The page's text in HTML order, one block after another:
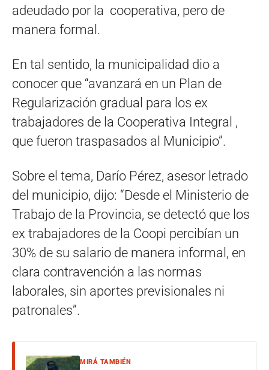
adeudado por la cooperativa, pero de
manera formal.
En tal sentido, la municipalidad dio a
conocer que “avanzará en un Plan de
Regularización gradual para los ex
trabajadores de la Cooperativa Integral ,
que fueron traspasados al Municipio”.
Sobre el tema, Darío Pérez, asesor letrado
del municipio, dijo: “Desde el Ministerio de
Trabajo de la Provincia, se detectó que los
ex trabajadores de la Coopi percibían un
30% de su salario de manera informal, en
clara contravención a las normas
laborales, sin aportes previsionales ni
patronales”.
MIRÁ TAMBIÉN